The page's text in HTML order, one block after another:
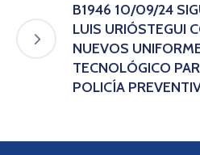
B1946 10/09/24
LUIS URIÓSTEGUI
NUEVOS
TECNOLÓGICO
POLICÍA